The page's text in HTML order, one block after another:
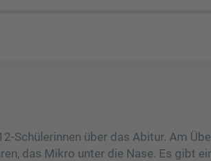
Schülerinnen über das Abitur. Am
das Mikro unter die Nase. Es gibt